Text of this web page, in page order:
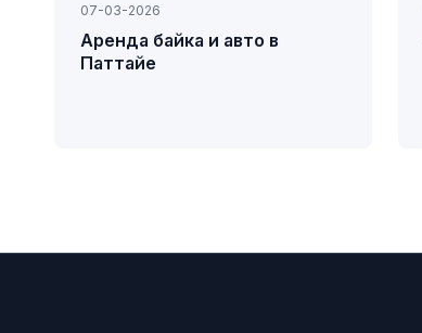
07-03-2026
Аренда байка и авто в
Паттайе